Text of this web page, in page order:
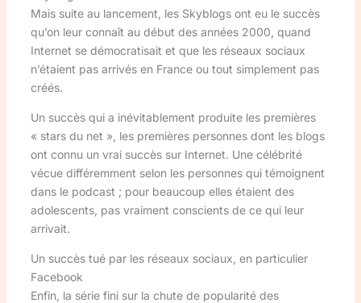
Mais suite au lancement, les Skyblogs ont eu le succès
qu’on leur connaît au début des années 2000, quand
Internet se démocratisait et que les réseaux sociaux
n’étaient pas arrivés en France ou tout simplement pas
créés.
Un succès qui a inévitablement produite les premières
« stars du net », les premières personnes dont les blogs
ont connu un vrai succès sur Internet. Une célébrité
vécue différemment selon les personnes qui témoignent
dans le podcast ; pour beaucoup elles étaient des
adolescents, pas vraiment conscients de ce qui leur
arrivait.
Un succès tué par les réseaux sociaux, en particulier
Facebook
Enfin, la série fini sur la chute de popularité des